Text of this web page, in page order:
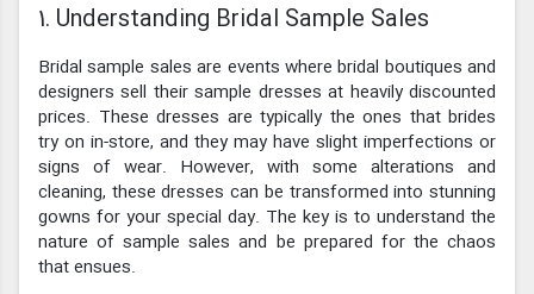
1. Understanding Bridal Sample Sales
Bridal sample sales are events where bridal boutiques and
designers sell their sample dresses at heavily discounted
prices. These dresses are typically the ones that brides
try on in-store, and they may have slight imperfections or
signs of wear. However, with some alterations and
cleaning, these dresses can be transformed into stunning
gowns for your special day. The key is to understand the
nature of sample sales and be prepared for the chaos
that ensues.